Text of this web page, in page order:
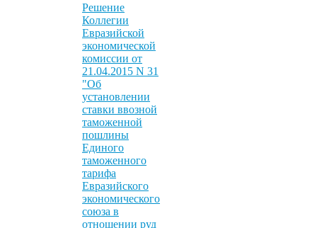
Решение
Коллегии
Евразийской
экономической
комиссии от
21.04.2015 N 31
"Об
установлении
ставки ввозной
таможенной
пошлины
Единого
таможенного
тарифа
Евразийского
экономического
союза в
отношении руд